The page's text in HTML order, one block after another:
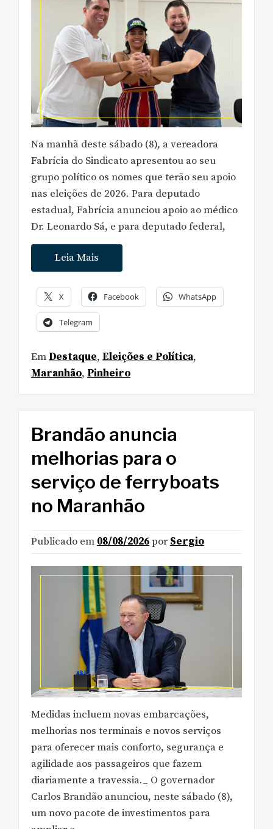
Na manhã deste sábado (8), a vereadora
Fabrícia do Sindicato apresentou ao seu
grupo político os nomes que terão seu apoio
nas eleições de 2026. Para deputado
estadual, Fabrícia anunciou apoio ao médico
Dr. Leonardo Sá, e para deputado federal,
Leia Mais
X Facebook WhatsApp
Telegram
EmDestaque, Eleições e Política,
Maranhão, Pinheiro
Brandão anuncia
melhorias para o
serviço de ferryboats
no Maranhão
Publicado em 08/08/2026por Sergio
Medidas incluem novas embarcações,
melhorias nos terminais e novos serviços
para oferecer mais conforto, segurança e
agilidade aos passageiros que fazem
diariamente a travessia._ O governador
Carlos Brandão anunciou, neste sábado (8),
um novo pacote de investimentos para